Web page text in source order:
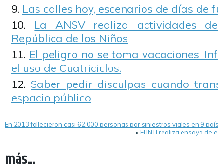
Las calles hoy, escenarios de días de
La ANSV realiza actividades
República de los Niños
El peligro no se toma vacaciones.
el uso de Cuatriciclos.
Saber pedir disculpas cuando
espacio público
En 2013 fallecieron casi 62.000 personas por siniestros viales en 9
«El INTI realiza ensayo de
más...